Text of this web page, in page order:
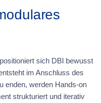
sich DBI bewusst
im Anschluss des
enden, werden Hands-on
strukturiert und iterativ